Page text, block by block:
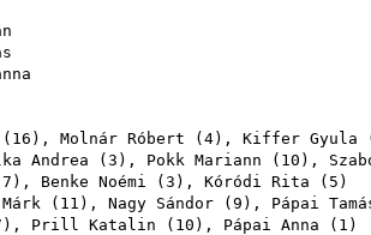
( 16 ), Molnár Róbert ( 4), Kiffer Gyula
Andrea ( 3 ), Pokk Mariann ( 10 ),
7 ), Benke Noémi ( 3 ), Kóródi Rita ( 5
( 11 ), Nagy Sándor ( 9 ), Pápai
), Prill Katalin ( 10 ), Pápai Anna ( 1